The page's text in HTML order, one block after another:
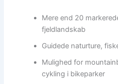
Mere end 20
fjeldlandskab
Guidede naturture,
Mulighed for
cykling i bikeparker